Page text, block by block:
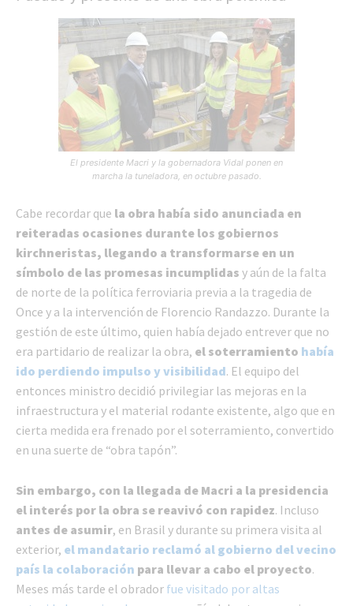
El presidente Macri y la gobernadora Vidal ponen en
marcha la tuneladora, en octubre pasado.
Cabe recordar que la obra había sido anunciada en
reiteradas ocasiones durante los gobiernos
kirchneristas, llegando a transformarse en un
símbolo de las promesas incumplidas y aún de la falta
de norte de la política ferroviaria previa a la tragedia de
Once y a la intervención de Florencio Randazzo. Durante la
gestión de este último, quien había dejado entrever que no
era partidario de realizar la obra, el soterramiento había
ido perdiendo impulso y visibilidad. El equipo del
entonces ministro decidió privilegiar las mejoras en la
infraestructura y el material rodante existente, algo que en
cierta medida era frenado por el soterramiento, convertido
en una suerte de “obra tapón”.
Sin embargo, con la llegada de Macri a la presidencia
el interés por la obra se reavivó con rapidez. Incluso
antes de asumir, en Brasil y durante su primera visita al
exterior, el mandatario reclamó al gobierno del vecino
país la colaboración para llevar a cabo el proyecto.
Meses más tarde el obrador fue visitado por altas